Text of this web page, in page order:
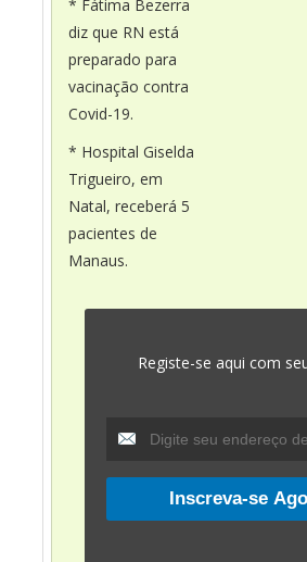
* Fátima Bezerra
diz que RN está
preparado para
vacinação contra
Covid-19.
* Hospital Giselda
Trigueiro, em
Natal, receberá 5
pacientes de
Manaus.
Registe-se aqui com